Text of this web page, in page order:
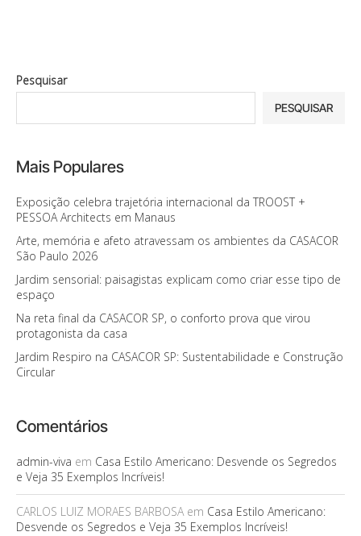
Pesquisar
PESQUISAR
Mais Populares
Exposição celebra trajetória internacional da TROOST +
PESSOA Architects em Manaus
Arte, memória e afeto atravessam os ambientes da CASACOR
São Paulo 2026
Jardim sensorial: paisagistas explicam como criar esse tipo de
espaço
Na reta final da CASACOR SP, o conforto prova que virou
protagonista da casa
Jardim Respiro na CASACOR SP: Sustentabilidade e Construção
Circular
Comentários
admin-viva em Casa Estilo Americano: Desvende os Segredos
e Veja 35 Exemplos Incríveis!
CARLOS LUIZ MORAES BARBOSAem Casa Estilo Americano:
Desvende os Segredos e Veja 35 Exemplos Incríveis!